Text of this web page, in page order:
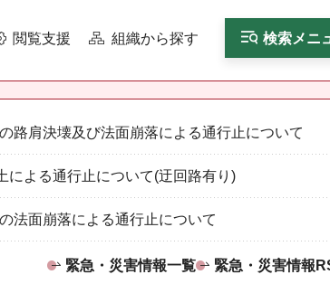
閲覧支援 組織から探す 検索メニ
路肩決壊及び法面崩落による通行止について
による通行止について(迂回路有り)
法面崩落による通行止について
緊急・災害情報一覧 緊急・災害情報